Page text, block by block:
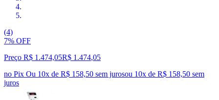
(4)
7% OFF
Preço R$ 1.474,05R$ 1.474,05
no Pix Ou 10x de R$ 158,50 sem jurosou 10x de R$ 158,50 sem
juros